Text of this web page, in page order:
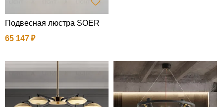
Подвесная люстра SOER
65 147